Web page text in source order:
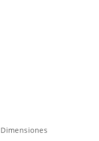
Dimensiones